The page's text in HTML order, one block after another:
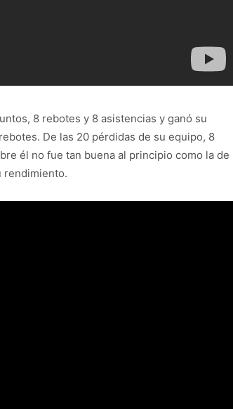
8 rebotes y 8 asistencias y ganó su
De las 20 pérdidas de su equipo, 8
él no fue tan buena al principio como la de
rendimiento.